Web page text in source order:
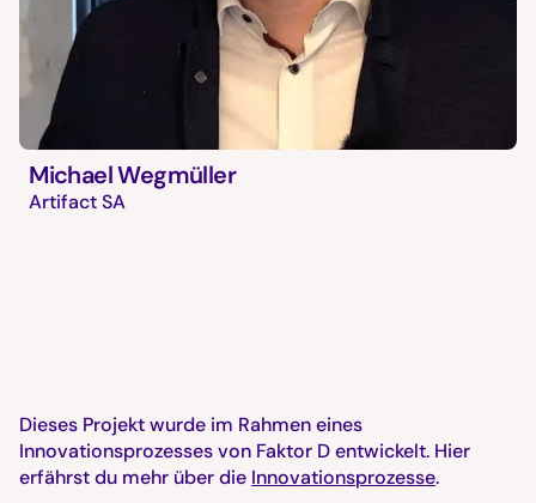
Michael Wegmüller
Artifact SA
Dieses Projekt wurde im Rahmen eines
Innovationsprozesses von Faktor D entwickelt. Hier
erfährst du mehr über die Innovationsprozesse.